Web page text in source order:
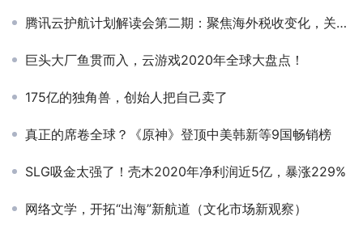
腾讯云护航计划解读会第二期：聚焦海外税收变化，关注品牌、安全发展
巨头大厂鱼贯而入，云游戏2020年全球大盘点！
175亿的独角兽，创始人把自己卖了
真正的席卷全球？《原神》登顶中美韩新等9国畅销榜
SLG吸金太强了！壳木2020年净利润近5亿，暴涨229%
网络文学，开拓“出海”新航道（文化市场新观察）